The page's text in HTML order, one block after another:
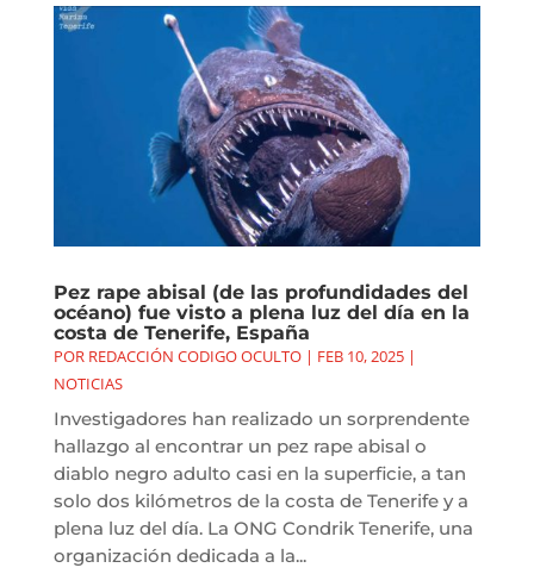
Pez rape abisal (de las profundidades del
océano) fue visto a plena luz del día en la
costa de Tenerife, España
POR REDACCIÓN CODIGO OCULTO| FEB 10, 2025|
NOTICIAS
Investigadores han realizado un sorprendente
hallazgo al encontrar un pez rape abisal o
diablo negro adulto casi en la superficie, a tan
solo dos kilómetros de la costa de Tenerife y a
plena luz del día. La ONG Condrik Tenerife, una
organización dedicada a la...